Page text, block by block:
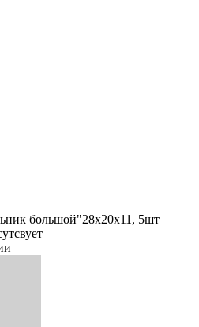
большой"28х20х11, 5шт